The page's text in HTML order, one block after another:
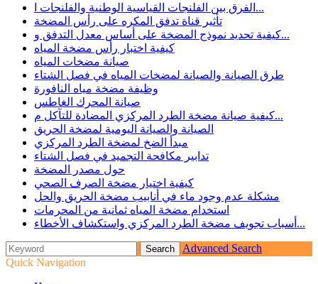
الفرق بين الفلنجات القياسية الوطنية والفلنجات ا...
تأثير قناة تدفق المكره على رأس المضخة
كيفية تحديد نموذج المضخة على أساس معدل التدفق و...
كيفية اختبار رأس مضخة المياه
صيانة مضخات المياه
طرق الصيانة والصيانة لمضخات المياه في فصل الشتاء
وظيفة مضخة مياه النافورة
صيانة المحرك الغاطس
كيفية صيانة مضخة الطرد المركزي المضادة للتآكل م...
الصيانة والصيانة اليومية لمضخة الحريق
مبدأ الضخ لمضخة الطرد المركزي
تدابير مكافحة التجميد في فصل الشتاء
حول مصدر المضخة
كيفية اختيار مضخة الصرف الصحي
مشكلة عدم وجود ماء في أنابيب مضخة الحريق والحل
استخدام مضخة المياه ثمانية من المحرمات
أسباب تجويف مضخة الطرد المركزي واستكشاف الأخطاء...
Advanced Search
Quick Navigation